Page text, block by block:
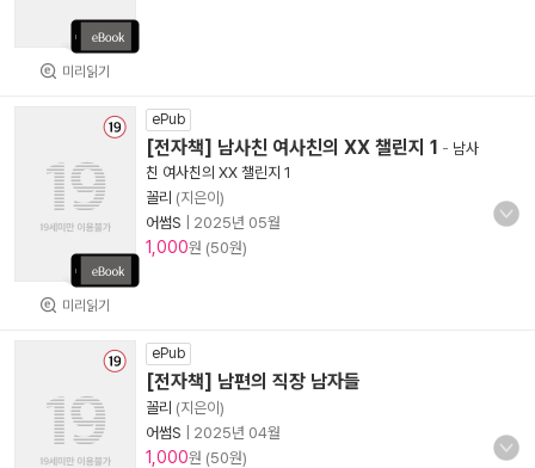
미리읽기
미리읽기
ePub
[전자책] 남사친 여사친의 XX 챌린지 1 - 남사
친 여사친의 XX 챌린지 1
꼴리 (지은이)
어썸S
2025년 05월
1,000원 (50원)
ePub
[전자책] 남편의 직장 남자들
꼴리 (지은이)
어썸S
2025년 04월
1,000원 (50원)